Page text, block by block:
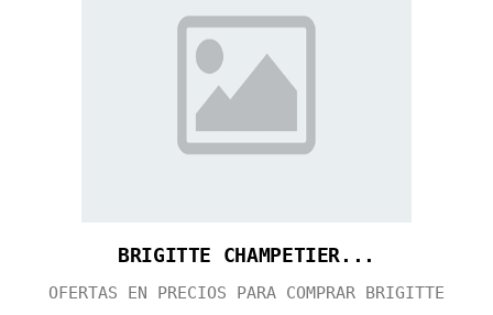
BRIGITTE CHAMPETIER...
OFERTAS EN PRECIOS PARA COMPRAR BRIGITTE